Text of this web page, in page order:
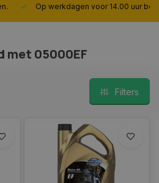
Op werkdagen voor 14.00 uur
met 05000EF
Filters